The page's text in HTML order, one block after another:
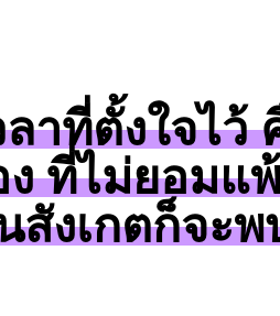
าที่ตั้งใจไ
ง ที่ไม่ยอมแ
สังเกตก็จะ